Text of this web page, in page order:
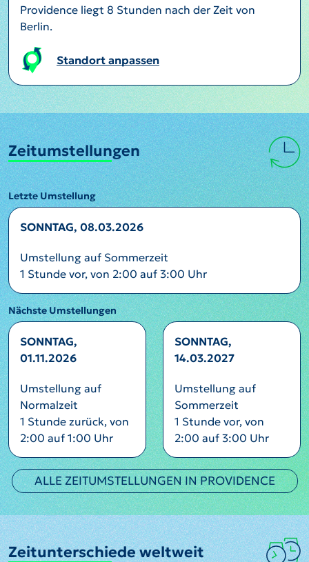
Providence liegt 8 Stunden nach der Zeit von
Berlin.
Standort anpassen
Zeitumstellungen
Letzte Umstellung
SONNTAG, 08.03.2026
Umstellung auf Sommerzeit
1 Stunde vor, von 2:00 auf 3:00 Uhr
Nächste Umstellungen
SONNTAG,
01.11.2026
Umstellung auf
Normalzeit
1 Stunde zurück, von
2:00 auf 1:00 Uhr
SONNTAG,
14.03.2027
Umstellung auf
Sommerzeit
1 Stunde vor, von
2:00 auf 3:00 Uhr
ALLE ZEITUMSTELLUNGEN IN PROVIDENCE
Zeitunterschiede weltweit